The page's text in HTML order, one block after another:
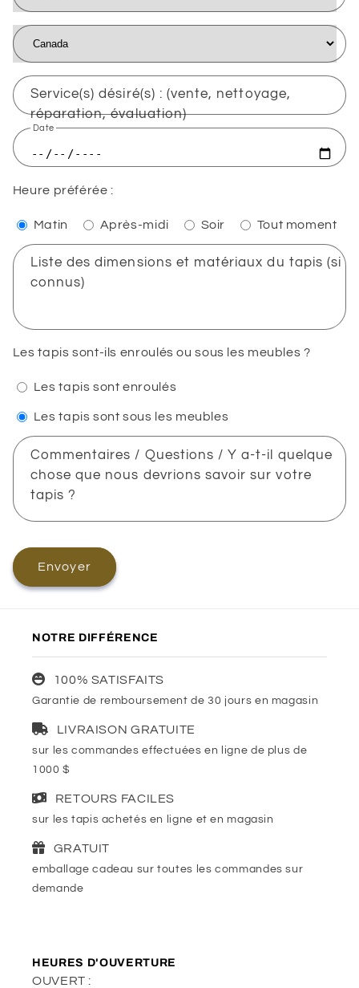
Service(s) désiré(s) : (vente, nettoyage,
réparation, évaluation)
Date
Heure préférée :
Matin Après-midi Soir Tout moment
Liste des dimensions et matériaux du tapis (si
connus)
Les tapis sont-ils enroulés ou sous les meubles ?
Les tapis sont enroulés
Les tapis sont sous les meubles
Commentaires / Questions / Y a-t-il quelque
chose que nous devrions savoir sur votre
tapis ?
Envoyer
NOTRE DIFFÉRENCE
100% SATISFAITS
Garantie de remboursement de 30 jours en magasin
LIVRAISON GRATUITE
sur les commandes effectuées en ligne de plus de
1000 $
RETOURS FACILES
sur les tapis achetés en ligne et en magasin
GRATUIT
emballage cadeau sur toutes les commandes sur
demande
HEURES D'OUVERTURE
OUVERT :